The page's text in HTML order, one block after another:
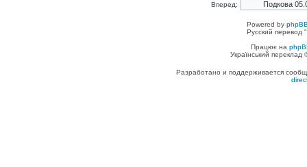
Вперед:
Powered by
Русский перевод
Працює на
Український
Разработано и поддерживается